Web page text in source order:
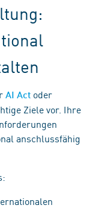
AI Act oder
Ziele vor. Ihre
anschlussfähig